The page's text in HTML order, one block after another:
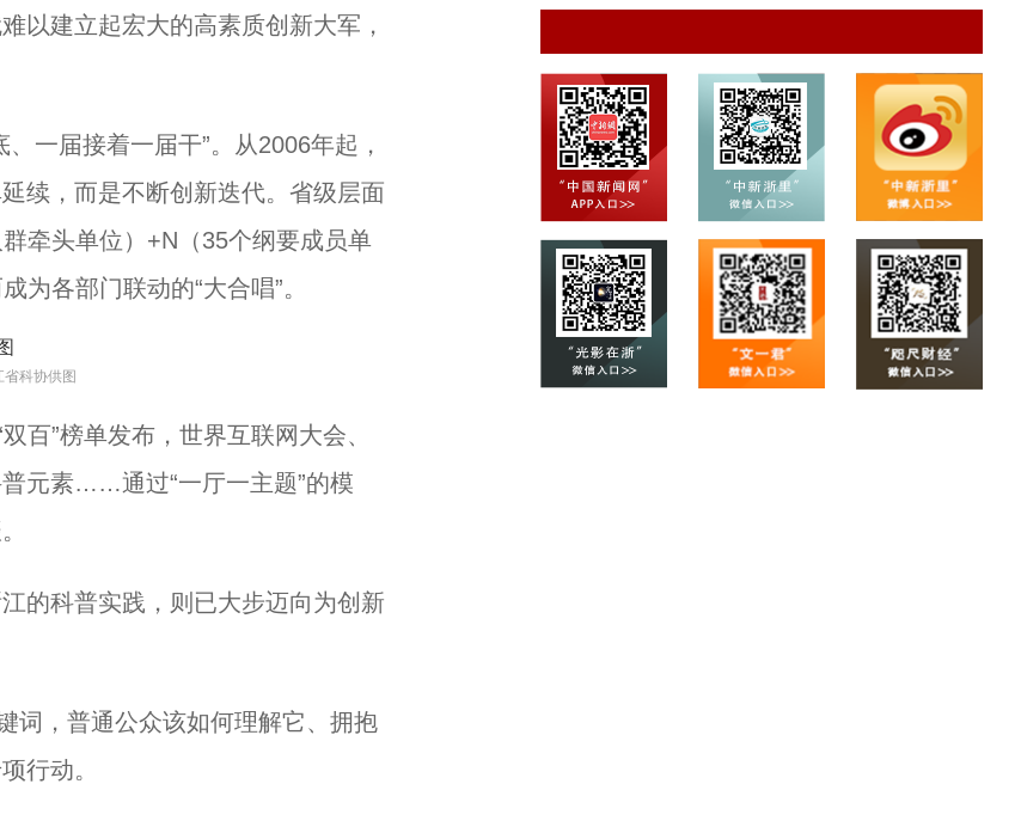
建立起宏大的高素质创新大军，
一届接着一届干”。从2006年起，
续，而是不断创新迭代。省级层面
牵头单位）+N（35个纲要成员单
为各部门联动的“大合唱”。
科协供图
”榜单发布，世界互联网大会、
元素……通过“一厅一主题”的模
科普实践，则已大步迈向为创新
，普通公众该如何理解它、拥抱
行动。